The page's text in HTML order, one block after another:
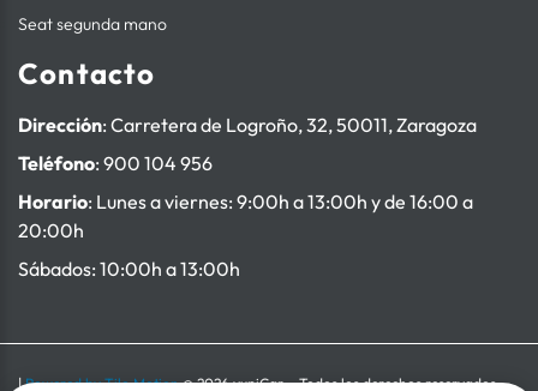
Seat segunda mano
Contacto
Dirección: Carretera de Logroño, 32, 50011, Zaragoza
Teléfono: 900 104 956
Horario: Lunes a viernes: 9:00h a 13:00h y de 16:00 a
20:00h
Sábados: 10:00h a 13:00h
|Powered by Tilo Motion@ 2026 yupiCar – Todos los derechos reservados